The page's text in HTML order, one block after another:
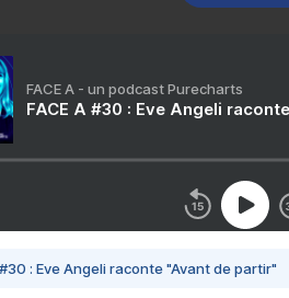
FACE A - un podcast Purecharts
FACE A #30 : Eve Angeli
#30 : Eve Angeli raconte "Avant de partir"